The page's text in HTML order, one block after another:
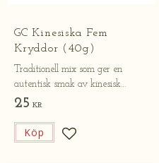
​GC Kinesiska Fem
Kryddor (40g)
Traditionell mix som ger en
autentisk smak av kinesisk
matlagning.
25 KR
Lägg till i favoriter
Köp